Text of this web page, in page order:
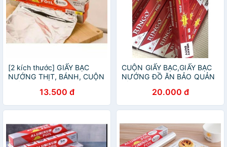
[2 kích thước] GIẤY BẠC
NƯỚNG THỊT, BÁNH, CUỘN
13.500 đ
CUỘN GIẤY BẠC,GIẤY BẠC
NƯỚNG ĐỒ ĂN BẢO QUẢN
20.000 đ